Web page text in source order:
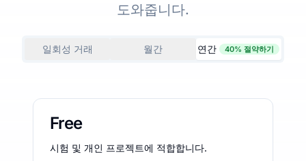
도와줍니다.
일회성 거래 월간 연간 40% 절약하기
Free
시험 및 개인 프로젝트에 적합합니다.